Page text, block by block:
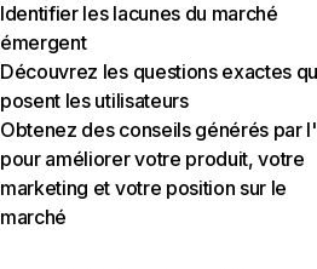
Identifier les lacunes du marché
émergent
Découvrez les questions exactes
posent les utilisateurs
Obtenez des conseils générés par
pour améliorer votre produit, votre
marketing et votre position sur le
marché